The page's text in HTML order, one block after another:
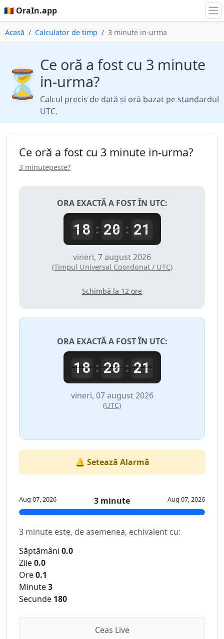
🇷🇴 OraIn.app
Acasă Calculator de timp 3 minute in-urma
⏳ Ce oră a fost cu 3 minute
in-urma?
Calcul precis de dată și oră bazat pe standardul
UTC.
Ce oră a fost cu 3 minute in-urma?
3 minutepeste?
ORA EXACTĂ A FOST ÎN UTC:
18: 20: 21
vineri, 7 august 2026
(Timpul Universal Coordonat / UTC)
Schimbă la 12 ore
ORA EXACTĂ A FOST ÎN UTC:
18: 20: 21
vineri, 07 august 2026
(UTC)
🔔 Setează Alarmă
Aug 07, 2026 3 minute Aug 07, 2026
3 minute este, de asemenea, echivalent cu:
Săptămâni 0.0
Zile0.0
Ore0.1
Minute3
Secunde 180
Ceas Live